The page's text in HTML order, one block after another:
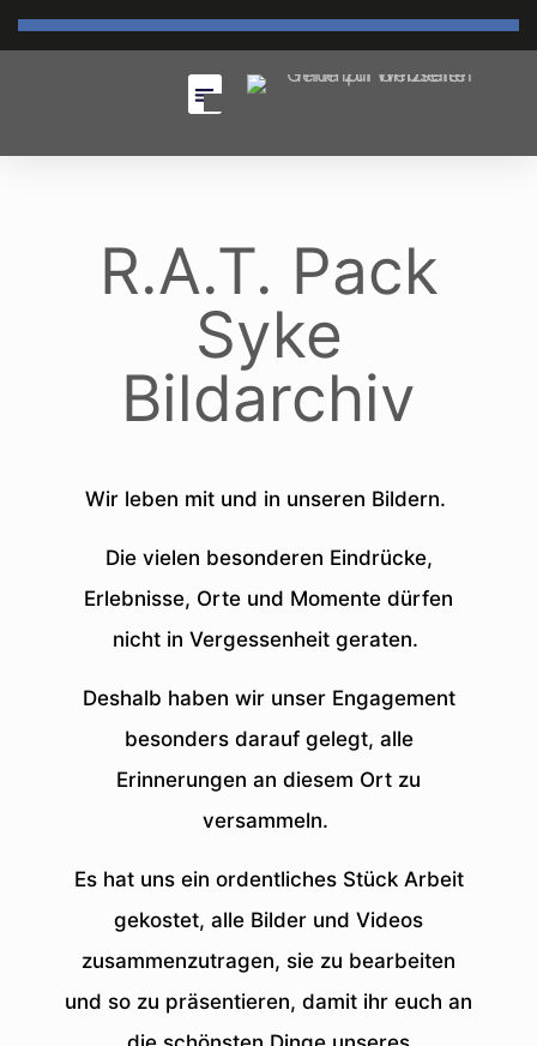
R.A.T. Pack
Syke
Bildarchiv
Wir leben mit und in unseren Bildern.
Die vielen besonderen Eindrücke,
Erlebnisse, Orte und Momente dürfen
nicht in Vergessenheit geraten.
Deshalb haben wir unser Engagement
besonders darauf gelegt, alle
Erinnerungen an diesem Ort zu
versammeln.
Es hat uns ein ordentliches Stück Arbeit
gekostet, alle Bilder und Videos
zusammenzutragen, sie zu bearbeiten
und so zu präsentieren, damit ihr euch an